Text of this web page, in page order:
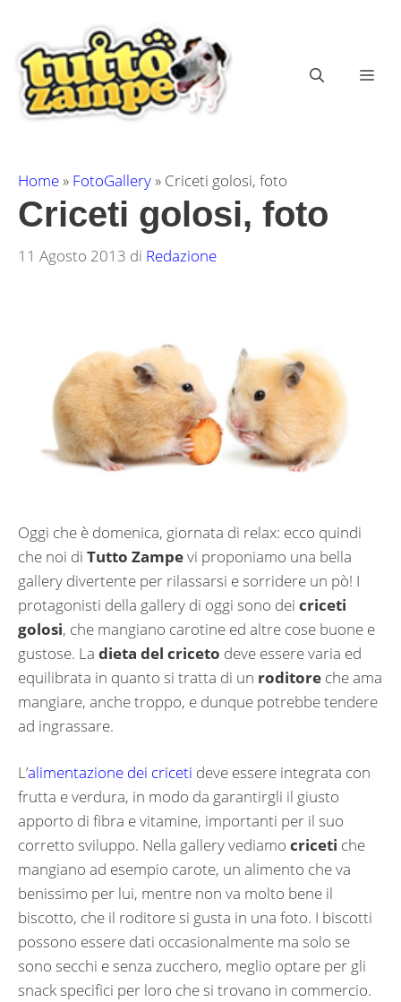
contenuto
Home» FotoGallery» Criceti golosi, foto
Criceti golosi, foto
11 Agosto 2013 di Redazione
Oggi che è domenica, giornata di relax: ecco quindi
che noi di Tutto Zampevi proponiamo una bella
gallery divertente per rilassarsi e sorridere un pò! I
protagonisti della gallery di oggi sono dei criceti
golosi, che mangiano carotine ed altre cose buone e
gustose. La dieta del criceto deve essere varia ed
equilibrata in quanto si tratta di un roditore che ama
mangiare, anche troppo, e dunque potrebbe tendere
ad ingrassare.
L’alimentazione dei criceti deve essere integrata con
frutta e verdura, in modo da garantirgli il giusto
apporto di fibra e vitamine, importanti per il suo
corretto sviluppo. Nella gallery vediamo criceti che
mangiano ad esempio carote, un alimento che va
benissimo per lui, mentre non va molto bene il
biscotto, che il roditore si gusta in una foto. I biscotti
possono essere dati occasionalmente ma solo se
sono secchi e senza zucchero, meglio optare per gli
snack specifici per loro che si trovano in commercio.